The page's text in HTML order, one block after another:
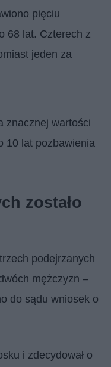
pięciu
68 lat. Czterech z
jeden za
znacznej wartości
10 lat pozbawienia
zostało
podejrzanych
mężczyzn –
do sądu wniosek o
i zdecydował o